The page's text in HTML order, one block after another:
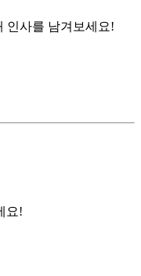
인사를 남겨보세요!
요!